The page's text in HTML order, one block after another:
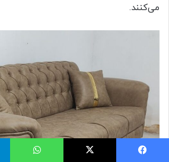
می‌کنند.